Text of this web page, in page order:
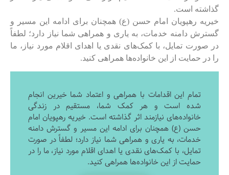
گذاشته است.
خیریه رهپویان امام حسن (ع) همچنان برای ادامه این مسیر و
گسترش دامنه خدمات، به یاری و همراهی شما نیاز دارد؛ لطفاً
در صورت تمایل، با کمک‌های نقدی یا اهدای اقلام مورد نیاز، ما
را در حمایت از این خانواده‌ها همراهی کنید.
تمام این اقدامات با همراهی و اعتماد شما خیرین انجام
شده است و هر کمک شما، مستقیم در زندگی
خانواده‌های نیازمند اثر گذاشته است. خیریه رهپویان امام
حسن (ع) همچنان برای ادامه این مسیر و گسترش دامنه
خدمات، به یاری و همراهی شما نیاز دارد؛ لطفاً در صورت
تمایل، با کمک‌های نقدی یا اهدای اقلام مورد نیاز، ما را در
حمایت از این خانواده‌ها همراهی کنید.